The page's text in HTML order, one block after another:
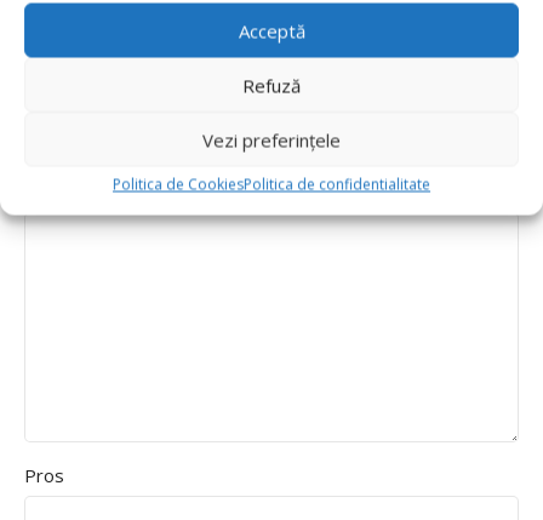
Acceptă
Refuză
Vezi preferințele
Politica de CookiesPolitica de confidentialitate
Recenzia ta*
Pros